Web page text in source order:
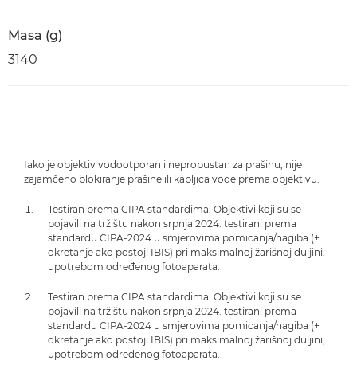
Masa (g)
3140
Iako je objektiv vodootporan i nepropustan za prašinu, nije
zajamčeno blokiranje prašine ili kapljica vode prema objektivu.
Testiran prema CIPA standardima. Objektivi koji su se
pojavili na tržištu nakon srpnja 2024. testirani prema
standardu CIPA-2024 u smjerovima pomicanja/nagiba (+
okretanje ako postoji IBIS) pri maksimalnoj žarišnoj duljini,
upotrebom određenog fotoaparata.
Testiran prema CIPA standardima. Objektivi koji su se
pojavili na tržištu nakon srpnja 2024. testirani prema
standardu CIPA-2024 u smjerovima pomicanja/nagiba (+
okretanje ako postoji IBIS) pri maksimalnoj žarišnoj duljini,
upotrebom određenog fotoaparata.